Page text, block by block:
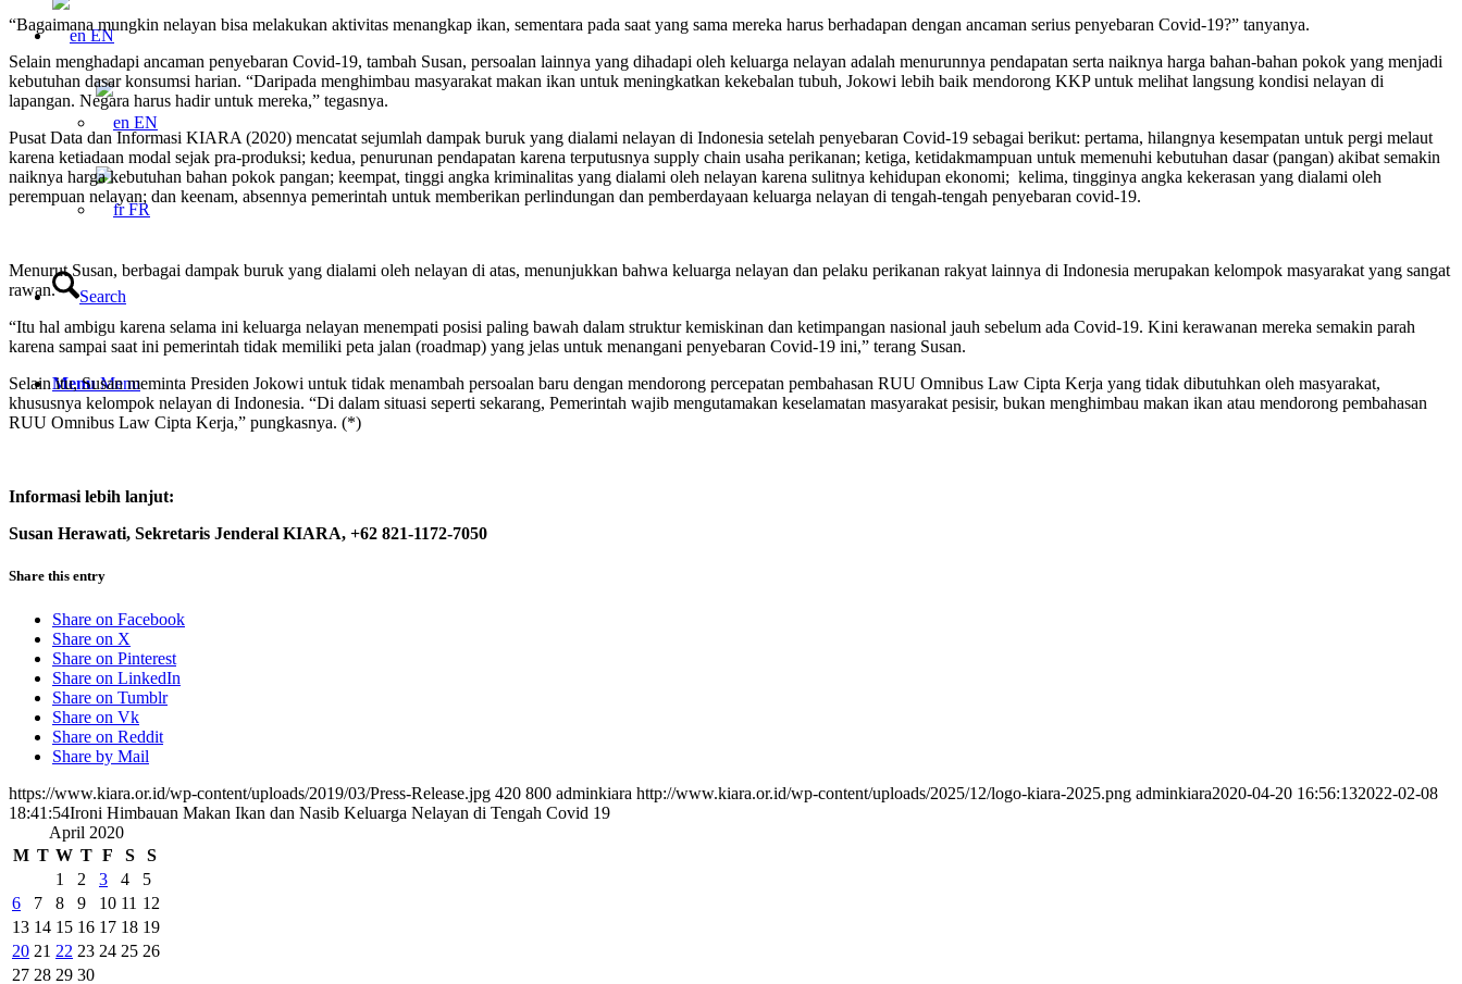
EN
EN
FR
Search
Menu Menu
“Bagaimana mungkin nelayan bisa melakukan aktivitas menangkap ikan, sementara pada saat yang sama mereka harus berhadapan dengan ancaman serius penyebaran Covid-19?” tanyanya.
Selain menghadapi ancaman penyebaran Covid-19, tambah Susan, persoalan lainnya yang dihadapi oleh keluarga nelayan adalah menurunnya pendapatan serta naiknya harga bahan-bahan pokok yang menjadi
kebutuhan dasar konsumsi harian. “Daripada menghimbau masyarakat makan ikan untuk meningkatkan kekebalan tubuh, Jokowi lebih baik mendorong KKP untuk melihat langsung kondisi nelayan di
lapangan. Negara harus hadir untuk mereka,” tegasnya.
Pusat Data dan Informasi KIARA (2020) mencatat sejumlah dampak buruk yang dialami nelayan di Indonesia setelah penyebaran Covid-19 sebagai berikut: pertama, hilangnya kesempatan untuk pergi melaut
karena ketiadaan modal sejak pra-produksi; kedua, penurunan pendapatan karena terputusnya supply chain usaha perikanan; ketiga, ketidakmampuan untuk memenuhi kebutuhan dasar (pangan) akibat semakin
naiknya harga kebutuhan bahan pokok pangan; keempat, tinggi angka kriminalitas yang dialami oleh nelayan karena sulitnya kehidupan ekonomi; kelima, tingginya angka kekerasan yang dialami oleh
perempuan nelayan; dan keenam, absennya pemerintah untuk memberikan perlindungan dan pemberdayaan keluarga nelayan di tengah-tengah penyebaran covid-19.
Menurut Susan, berbagai dampak buruk yang dialami oleh nelayan di atas, menunjukkan bahwa keluarga nelayan dan pelaku perikanan rakyat lainnya di Indonesia merupakan kelompok masyarakat yang sangat
rawan.
“Itu hal ambigu karena selama ini keluarga nelayan menempati posisi paling bawah dalam struktur kemiskinan dan ketimpangan nasional jauh sebelum ada Covid-19. Kini kerawanan mereka semakin parah
karena sampai saat ini pemerintah tidak memiliki peta jalan (roadmap) yang jelas untuk menangani penyebaran Covid-19 ini,” terang Susan.
Selain itu, Susan meminta Presiden Jokowi untuk tidak menambah persoalan baru dengan mendorong percepatan pembahasan RUU Omnibus Law Cipta Kerja yang tidak dibutuhkan oleh masyarakat,
khususnya kelompok nelayan di Indonesia. “Di dalam situasi seperti sekarang, Pemerintah wajib mengutamakan keselamatan masyarakat pesisir, bukan menghimbau makan ikan atau mendorong pembahasan
RUU Omnibus Law Cipta Kerja,” pungkasnya. (*)
Informasi lebih lanjut:
Susan Herawati, Sekretaris Jenderal KIARA, +62 821-1172-7050
Share this entry
Share on Facebook
Share on X
Share on Pinterest
Share on LinkedIn
Share on Tumblr
Share on Vk
Share on Reddit
Share by Mail
https://www.kiara.or.id/wp-content/uploads/2019/03/Press-Release.jpg 420 800 adminkiara http://www.kiara.or.id/wp-content/uploads/2025/12/logo-kiara-2025.png adminkiara2020-04-20 16:56:132022-02-08
18:41:54Ironi Himbauan Makan Ikan dan Nasib Keluarga Nelayan di Tengah Covid 19
April 2020
M T W T F S
S
1
2 3 4
5
6
7 8 9 10 11 12
13 14 15 16 17 18 19
20 21 22 23 24 25 26
27 28 29 30